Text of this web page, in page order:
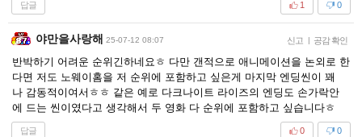
답글 0
1
야만을사랑해 25-07-12 08:07 신고 | 공감 확인
반박하기 어려운 순위긴하네요ㅎ 다만 갠적으로 애니메이션을 논외로 한
다면 저도 노웨이홈을 저 순위에 포함하고 싶은게 마지막 엔딩씬이 꽤
나 감동적이여서ㅎㅎ 같은 예로 다크나이트 라이즈의 엔딩도 손가락안
에 드는 씬이였다고 생각해서 두 영화 다 순위에 포함하고 싶습니다ㅎ
답글 0
0